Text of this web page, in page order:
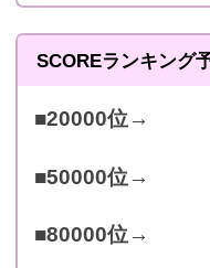
SCOREランキング
■20000位→
■50000位→
■80000位→